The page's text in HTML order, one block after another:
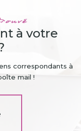
à votre
correspondants à
mail !